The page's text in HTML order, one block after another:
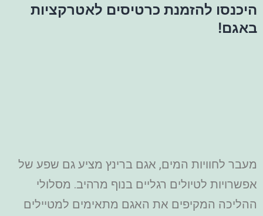
היכנסו להזמנת כרטיסים לאטרקציות
באגם!
מעבר לחוויות המים, אגם ברינץ מציע גם שפע של
אפשרויות לטיולים רגליים בנוף מרהיב. מסלולי
ההליכה המקיפים את האגם מתאימים למטיילים